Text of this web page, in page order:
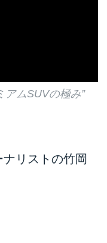
アムSUVの極み”
リストの竹岡